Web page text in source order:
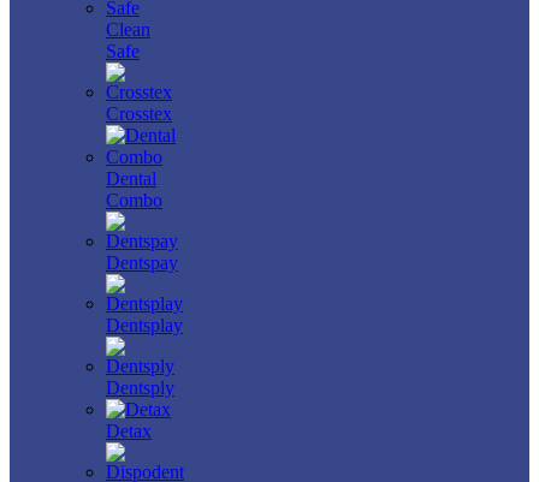
Clean
Safe
Crosstex
Dental
Combo
Dentspay
Dentsplay
Dentsply
Detax